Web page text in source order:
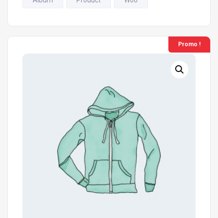
Promo !